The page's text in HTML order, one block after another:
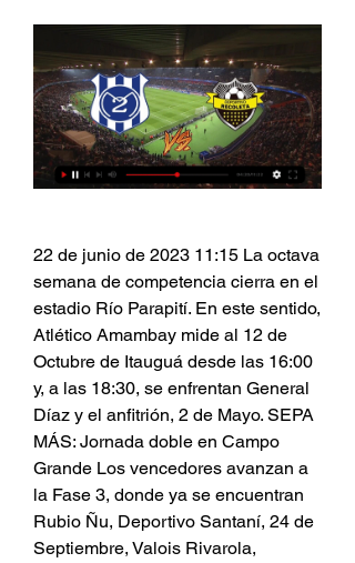
22 de junio de 2023 11:15 La octava
semana de competencia cierra en el
estadio Río Parapití. En este sentido,
Atlético Amambay mide al 12 de
Octubre de Itauguá desde las 16:00
y, a las 18:30, se enfrentan General
Díaz y el anfitrión, 2 de Mayo. SEPA
MÁS: Jornada doble en Campo
Grande Los vencedores avanzan a
la Fase 3, donde ya se encuentran
Rubio Ñu, Deportivo Santaní, 24 de
Septiembre, Valois Rivarola,